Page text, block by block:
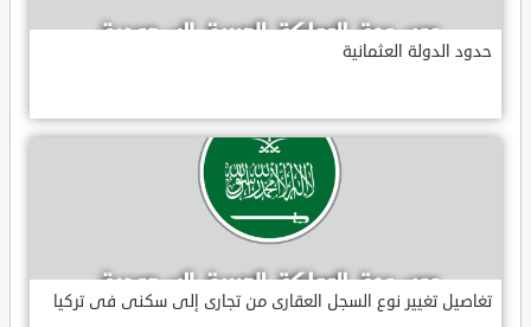
حدود الدولة العثمانية
تغاصيل تغيير نوع السجل العقارى من تجارى إلى سكنى فى تركيا